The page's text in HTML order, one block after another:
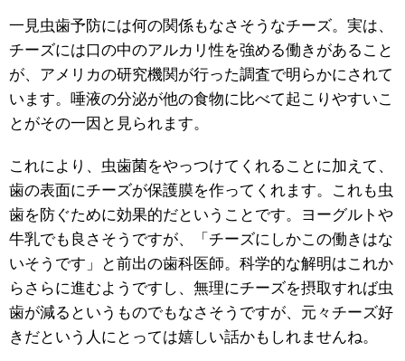
一見虫歯予防には何の関係もなさそうなチーズ。実は、
チーズには口の中のアルカリ性を強める働きがあること
が、アメリカの研究機関が行った調査で明らかにされて
います。唾液の分泌が他の食物に比べて起こりやすいこ
とがその一因と見られます。
これにより、虫歯菌をやっつけてくれることに加えて、
歯の表面にチーズが保護膜を作ってくれます。これも虫
歯を防ぐために効果的だということです。ヨーグルトや
牛乳でも良さそうですが、「チーズにしかこの働きはな
いそうです」と前出の歯科医師。科学的な解明はこれか
らさらに進むようですし、無理にチーズを摂取すれば虫
歯が減るというものでもなさそうですが、元々チーズ好
きだという人にとっては嬉しい話かもしれませんね。